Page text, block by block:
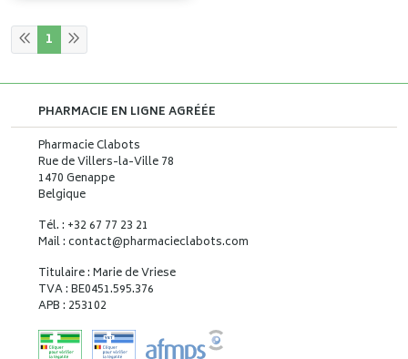
1
PHARMACIE EN LIGNE AGRÉÉE
Pharmacie Clabots
Rue de Villers-la-Ville 78
1470 Genappe
Belgique
Tél. : +32 67 77 23 21
Mail : contact@pharmacieclabots.com
Titulaire : Marie de Vriese
TVA : BE0451.595.376
APB : 253102